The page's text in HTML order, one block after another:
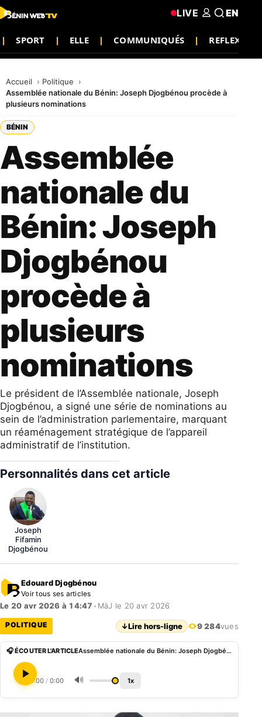
SPORT ELLE COMMUNIQUÉS REFLEXION
LIVE EN
Accueil
Politique
Assemblée nationale du Bénin: Joseph Djogbénou procède à
plusieurs nominations
BÉNIN
Assemblée
nationale du
Bénin: Joseph
Djogbénou
procède à
plusieurs
nominations
Le président de l’Assemblée nationale, Joseph
Djogbénou, a signé une série de nominations au
sein de l’administration parlementaire, marquant
un réaménagement stratégique de l’appareil
administratif de l’institution.
Personnalités dans cet article
Joseph
Fifamin
Djogbénou
Edouard Djogbénou
Voir tous ses articles
Le 20 avr 2026 à 14:47 • MàJ le 20 avr 2026
POLITIQUE ↓Lire hors-ligne 9 284vues
🎧 ÉCOUTER L'ARTICLE Assemblée nationale du Bénin: Joseph Djogbénou procède à plusieurs nominations
0:00 / 0:00 🔊 1x